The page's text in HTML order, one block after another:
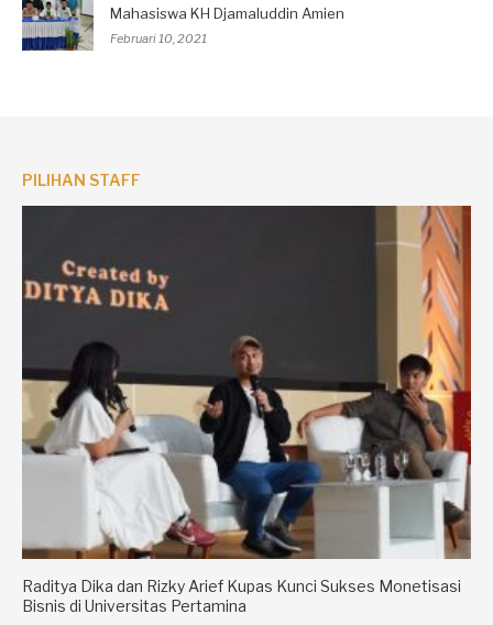
Mahasiswa KH Djamaluddin Amien
Februari 10, 2021
PILIHAN STAFF
Raditya Dika dan Rizky Arief Kupas Kunci Sukses Monetisasi
Bisnis di Universitas Pertamina